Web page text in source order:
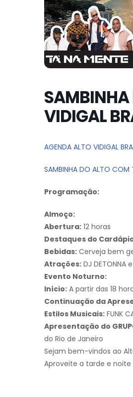
SAMBINHA
VIDIGAL
AGENDA ALTO VIDIGAL
SAMBINHA DO ALTO COM
Programação:
Almoço:
Abertura: 12 horas
Destaques do
Bebidas: Cerveja bem
Atrações: DJ DETONNA
Evento Noturno:
Início: A partir das 18
Continuação da
Estilos Musicais: FUNK
Apresentação do
do Rio de Janeiro
Sejam bem-vindos ao
Aproveite a tarde e